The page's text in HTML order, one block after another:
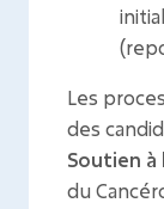
Les
des
Soutien à
du